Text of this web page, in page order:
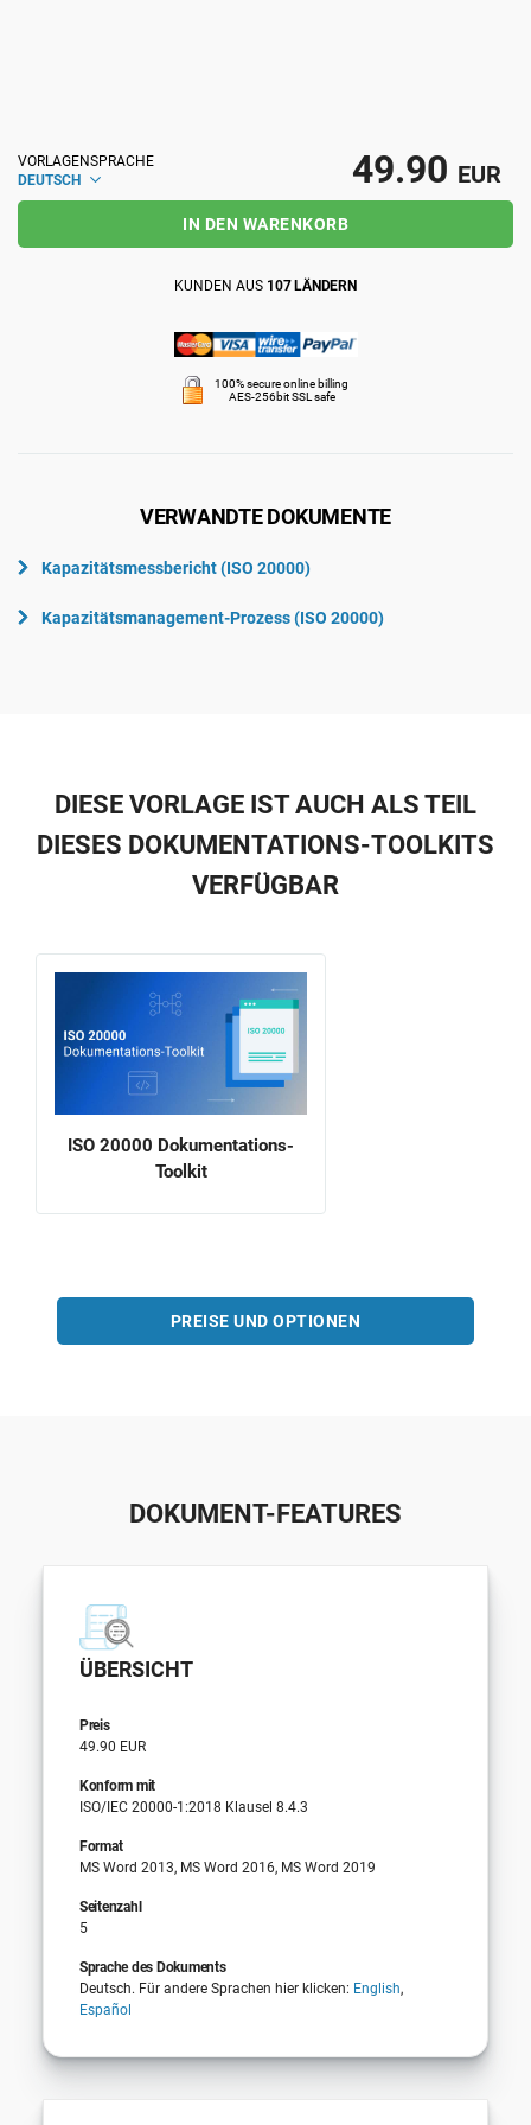
IATF 16949
Luft- und Raumfahrt
VORLAGENSPRACHE
DEUTSCH
49.90 EUR
IN DEN WARENKORB
KUNDEN AUS 107 LÄNDERN
100% secure online billing
AES-256bit SSL safe
VERWANDTE DOKUMENTE
Kapazitätsmessbericht (ISO 20000)
Kapazitätsmanagement-Prozess (ISO 20000)
DIESE VORLAGE IST AUCH ALS TEIL
DIESES DOKUMENTATIONS-TOOLKITS
VERFÜGBAR
ISO 20000 Dokumentations-
Toolkit
PREISE UND OPTIONEN
DOKUMENT-FEATURES
ÜBERSICHT
Preis
49.90 EUR
Konform mit
ISO/IEC 20000-1:2018 Klausel 8.4.3
Format
MS Word 2013, MS Word 2016, MS Word 2019
Seitenzahl
5
Sprache des Dokuments
Deutsch. Für andere Sprachen hier klicken: English,
Español